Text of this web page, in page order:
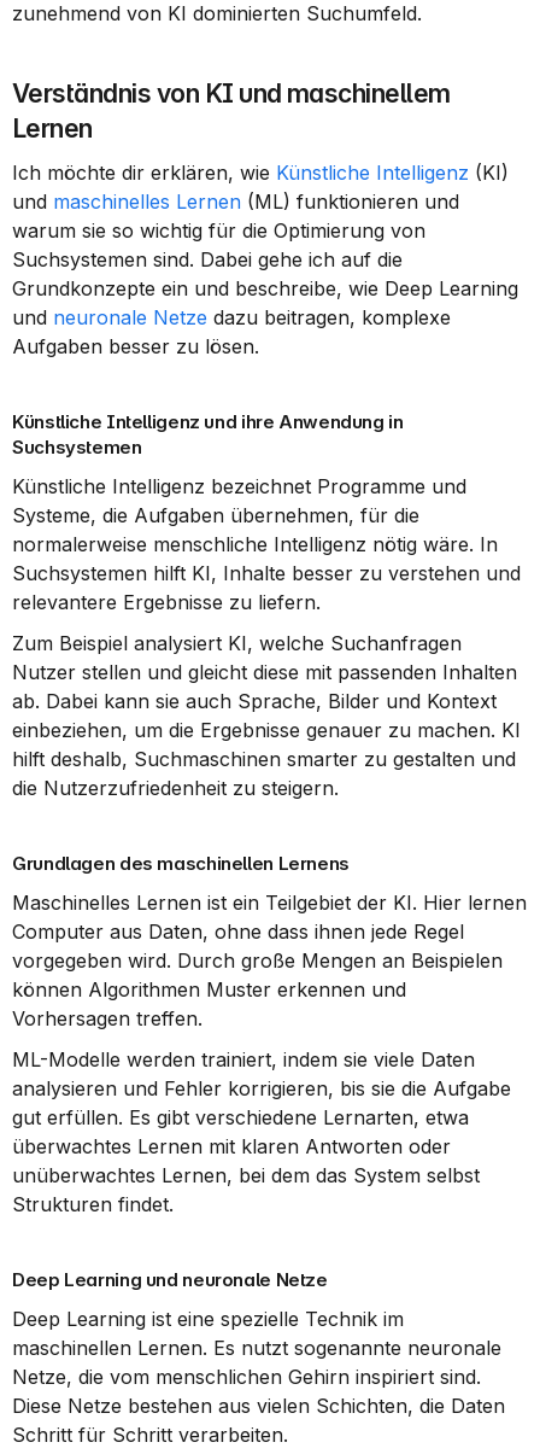
zunehmend von KI dominierten Suchumfeld.
Verständnis von KI und maschinellem
Lernen
Ich möchte dir erklären, wie Künstliche Intelligenz (KI)
und maschinelles Lernen (ML) funktionieren und
warum sie so wichtig für die Optimierung von
Suchsystemen sind. Dabei gehe ich auf die
Grundkonzepte ein und beschreibe, wie Deep Learning
und neuronale Netze dazu beitragen, komplexe
Aufgaben besser zu lösen.
Künstliche Intelligenz und ihre Anwendung in
Suchsystemen
Künstliche Intelligenz bezeichnet Programme und
Systeme, die Aufgaben übernehmen, für die
normalerweise menschliche Intelligenz nötig wäre. In
Suchsystemen hilft KI, Inhalte besser zu verstehen und
relevantere Ergebnisse zu liefern.
Zum Beispiel analysiert KI, welche Suchanfragen
Nutzer stellen und gleicht diese mit passenden Inhalten
ab. Dabei kann sie auch Sprache, Bilder und Kontext
einbeziehen, um die Ergebnisse genauer zu machen. KI
hilft deshalb, Suchmaschinen smarter zu gestalten und
die Nutzerzufriedenheit zu steigern.
Grundlagen des maschinellen Lernens
Maschinelles Lernen ist ein Teilgebiet der KI. Hier lernen
Computer aus Daten, ohne dass ihnen jede Regel
vorgegeben wird. Durch große Mengen an Beispielen
können Algorithmen Muster erkennen und
Vorhersagen treffen.
ML-Modelle werden trainiert, indem sie viele Daten
analysieren und Fehler korrigieren, bis sie die Aufgabe
gut erfüllen. Es gibt verschiedene Lernarten, etwa
überwachtes Lernen mit klaren Antworten oder
unüberwachtes Lernen, bei dem das System selbst
Strukturen findet.
Deep Learning und neuronale Netze
Deep Learning ist eine spezielle Technik im
maschinellen Lernen. Es nutzt sogenannte neuronale
Netze, die vom menschlichen Gehirn inspiriert sind.
Diese Netze bestehen aus vielen Schichten, die Daten
Schritt für Schritt verarbeiten.